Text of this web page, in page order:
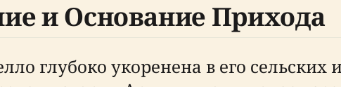
и Основание Прихода
глубоко укоренена в его